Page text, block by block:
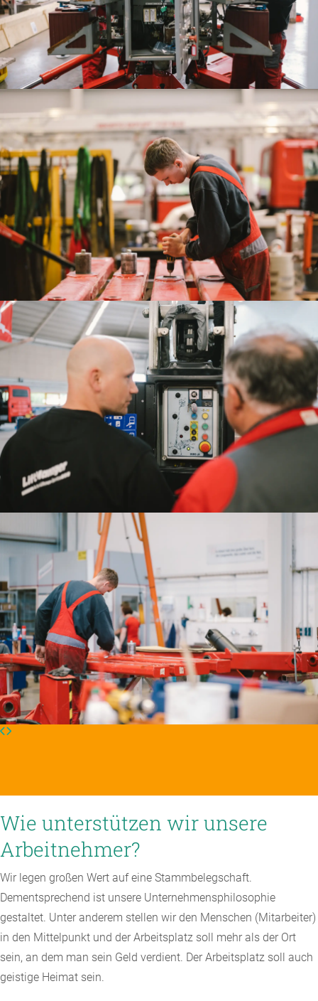
Wie unterstützen wir unsere
Arbeitnehmer?
Wir legen großen Wert auf eine Stammbelegschaft.
Dementsprechend ist unsere Unternehmensphilosophie
gestaltet. Unter anderem stellen wir den Menschen (Mitarbeiter)
in den Mittelpunkt und der Arbeitsplatz soll mehr als der Ort
sein, an dem man sein Geld verdient. Der Arbeitsplatz soll auch
geistige Heimat sein.